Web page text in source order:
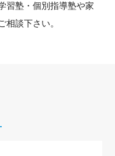
習塾・個別指導塾や家
相談下さい。